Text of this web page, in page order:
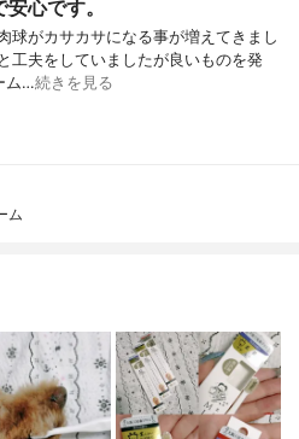
心です。
球がカサカサになる事が増えてきまし
工夫をしていましたが良いものを発
ム…続きを見る
ム